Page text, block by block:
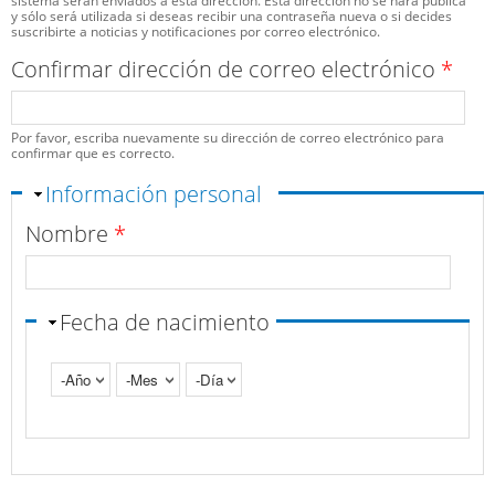
y sólo será utilizada si deseas recibir una contraseña nueva o si decides
suscribirte a noticias y notificaciones por correo electrónico.
Confirmar dirección de correo electrónico *
Por favor, escriba nuevamente su dirección de correo electrónico para
confirmar que es correcto.
Ocultar
Información personal
Nombre *
Fecha de nacimiento
Año
Mes Día